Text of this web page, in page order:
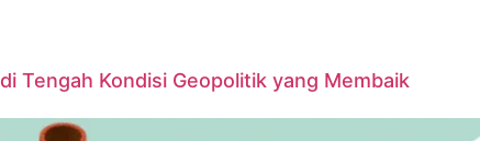
Tengah Kondisi Geopolitik yang Membaik